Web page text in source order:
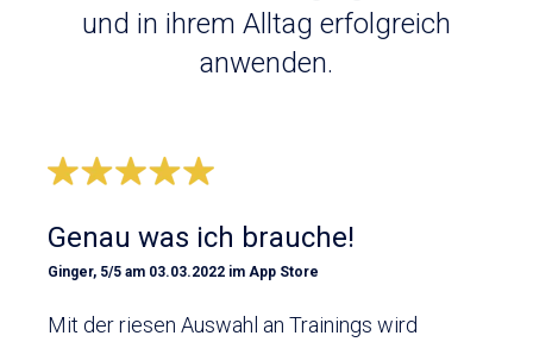
und in ihrem Alltag erfolgreich
anwenden.
Genau was ich brauche!
Ginger, 5/5 am 03.03.2022 im App Store
Mit der riesen Auswahl an Trainings wird